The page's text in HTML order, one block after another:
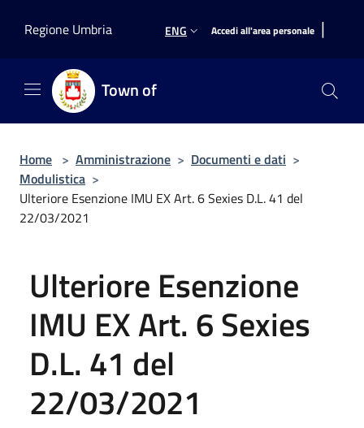
Regione Umbria
ENG Accedi all'area personale |
Town of
Home > Amministrazione > Documenti e dati >
Modulistica >
Ulteriore Esenzione IMU EX Art. 6 Sexies D.L. 41 del
22/03/2021
Ulteriore Esenzione
IMU EX Art. 6 Sexies
D.L. 41 del
22/03/2021